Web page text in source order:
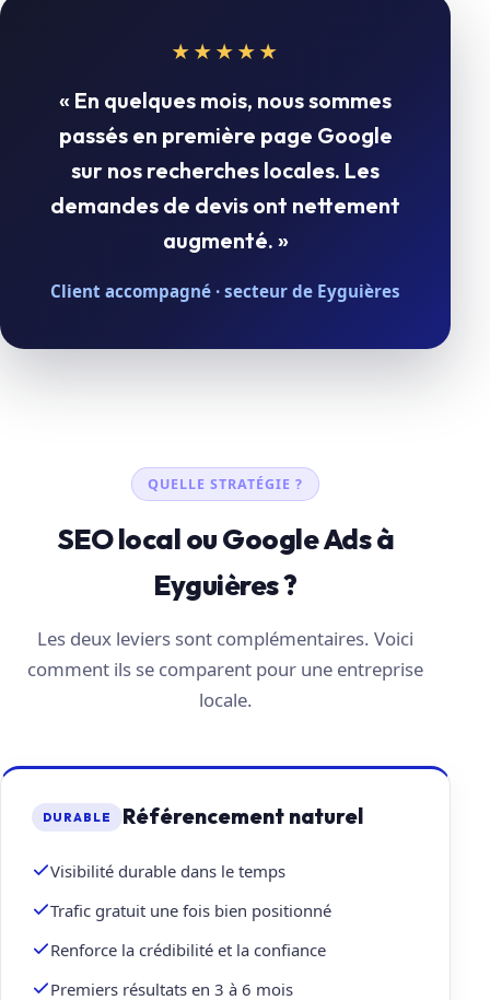
★★★★★
« En quelques mois, nous sommes
passés en première page Google
sur nos recherches locales. Les
demandes de devis ont nettement
augmenté. »
Client accompagné · secteur de Eyguières
QUELLE STRATÉGIE ?
SEO local ou Google Ads à
Eyguières ?
Les deux leviers sont complémentaires. Voici
comment ils se comparent pour une entreprise
locale.
DURABLE Référencement naturel
Visibilité durable dans le temps
Trafic gratuit une fois bien positionné
Renforce la crédibilité et la confiance
Premiers résultats en 3 à 6 mois